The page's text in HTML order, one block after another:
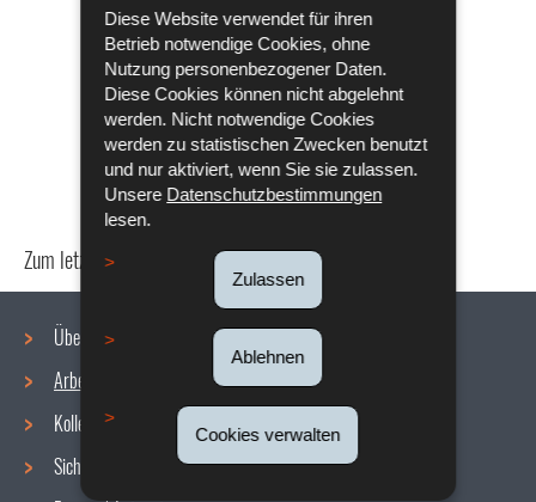
Diese Website verwendet für ihren
Betrieb notwendige Cookies, ohne
Nutzung personenbezogener Daten.
Diese Cookies können nicht abgelehnt
werden. Nicht notwendige Cookies
werden zu statistischen Zwecken benutzt
und nur aktiviert, wenn Sie sie zulassen.
Unsere Datenschutzbestimmungen
lesen.
Zulassen
Ablehnen
Cookies verwalten
Zum letzten Mal aktualisiert am18/12/2019
Navigationsmenü
Über uns
Arbeitsbedingungen
Kollektive Vereinbarungen
Sicherheit/Gesundheit am Arbeitsplatz